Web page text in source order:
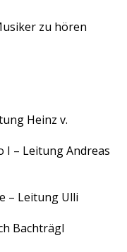
zu hören
Heinz v.
I – Leitung Andreas
– Leitung Ulli
Bachträgl